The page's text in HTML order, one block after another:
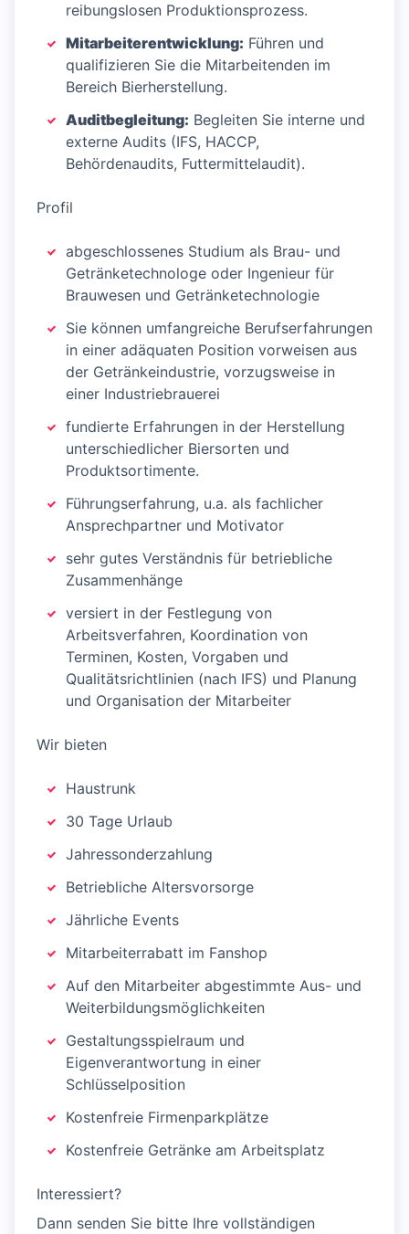
reibungslosen Produktionsprozess.
Mitarbeiterentwicklung: Führen und
qualifizieren Sie die Mitarbeitenden im
Bereich Bierherstellung.
Auditbegleitung: Begleiten Sie interne und
externe Audits (IFS, HACCP,
Behördenaudits, Futtermittelaudit).
Profil
abgeschlossenes Studium als Brau- und
Getränketechnologe oder Ingenieur für
Brauwesen und Getränketechnologie
Sie können umfangreiche Berufserfahrungen
in einer adäquaten Position vorweisen aus
der Getränkeindustrie, vorzugsweise in
einer Industriebrauerei
fundierte Erfahrungen in der Herstellung
unterschiedlicher Biersorten und
Produktsortimente.
Führungserfahrung, u.a. als fachlicher
Ansprechpartner und Motivator
sehr gutes Verständnis für betriebliche
Zusammenhänge
versiert in der Festlegung von
Arbeitsverfahren, Koordination von
Terminen, Kosten, Vorgaben und
Qualitätsrichtlinien (nach IFS) und Planung
und Organisation der Mitarbeiter
Wir bieten
Haustrunk
30 Tage Urlaub
Jahressonderzahlung
Betriebliche Altersvorsorge
Jährliche Events
Mitarbeiterrabatt im Fanshop
Auf den Mitarbeiter abgestimmte Aus- und
Weiterbildungsmöglichkeiten
Gestaltungsspielraum und
Eigenverantwortung in einer
Schlüsselposition
Kostenfreie Firmenparkplätze
Kostenfreie Getränke am Arbeitsplatz
Interessiert?
Dann senden Sie bitte Ihre vollständigen